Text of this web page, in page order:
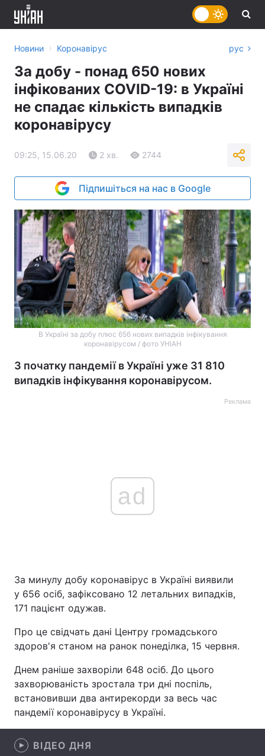
Головна Війна
Україна
Економіка Світ
Техно і зв'язок Лайт
Зброя Інциденти
Здоров'я
Новини › Коронавірус рус
За добу - понад 650 нових
інфікованих COVID-19: в Україні
не спадає кількість випадків
коронавірусу
09:25, 15.06.20 2 хв. 2744
Підпишіться на нас в Google
В Україні за добу плюс 656 нових випадків інфікування
коронавірусом / фото УНІАН
З початку пандемії в Україні уже 31 810
випадків інфікування коронавірусом.
Реклама
ad
За минулу добу коронавірус в Україні виявили
у 656 осіб, зафіксовано 12 летальних випадків,
171 пацієнт одужав.
Про це свідчать дані Центру громадського
здоров'я станом на ранок понеділка, 15 червня.
Днем раніше захворіли 648 осіб. До цього
захворюваність зростала три дні поспіль,
встановивши два антирекорди за весь час
пандемії коронавірусу в Україні.
ВІДЕО ДНЯ